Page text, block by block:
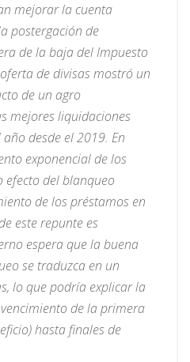
mejorar la cuenta
postergación de
de la baja del Impuesto
de divisas mostró un
de un agro
mejores liquidaciones
desde el 2019. En
exponencial de los
efecto del blanqueo
de los préstamos en
este repunte es
espera que la buena
se traduzca en un
lo que podría explicar la
de la primera
hasta finales de